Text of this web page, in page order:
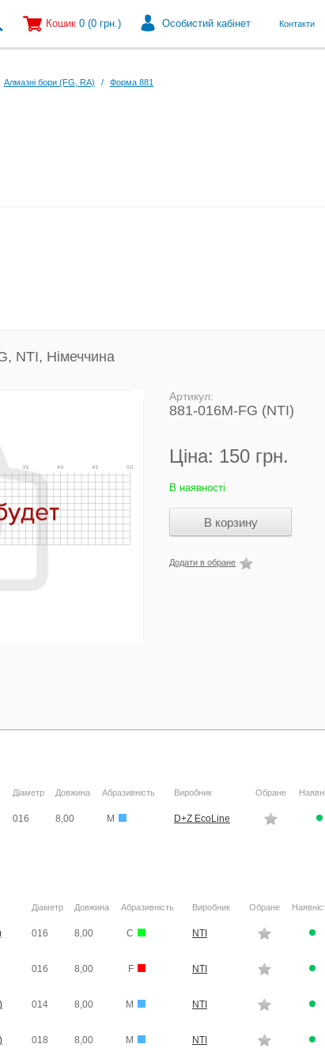
Кошик 0 (0 грн.) Особистий кабінет Контакти
Алмазні бори (FG, RA) / Форма 881
NTI, Німеччина
Артикул:
881-016M-FG (NTI)
Ціна: 150 грн.
В наявності
Додати в обране
Діаметр Довжина Абразивність Виробник Обране
016 8,00 M D+Z EcoLine
Діаметр Довжина Абразивність Виробник Обране
016 8,00 C NTI
016 8,00 F NTI
014 8,00 M NTI
018 8,00 M NTI